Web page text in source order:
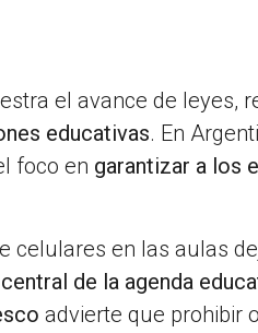
el avance de leyes,
educativas. En
foco en garantizar a los
celulares en las aulas
de la agenda
advierte que prohibir